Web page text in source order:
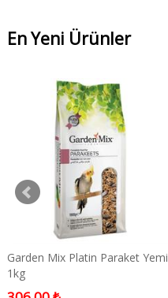
En Yeni Ürünler
Garden Mix Platin Paraket Yemi
1kg